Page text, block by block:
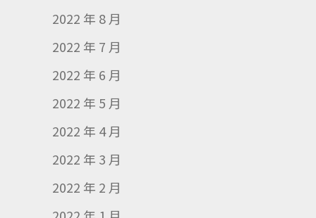
2022 年 8 月
2022 年 7 月
2022 年 6 月
2022 年 5 月
2022 年 4 月
2022 年 3 月
2022 年 2 月